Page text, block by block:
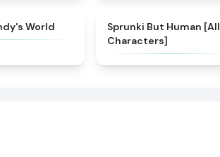
★
World ★
Sprunki But Human [All
Characters]